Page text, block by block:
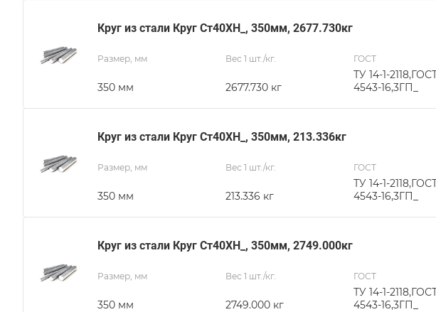
Круг из стали Круг Ст40ХН_, 350мм, 2677.730кг
Размер, мм
350 мм
Вес 1 шт./кг.
2677.730 кг
ГОСТ
ТУ 14-1-
4543-16,3ГП_
Круг из стали Круг Ст40ХН_, 350мм, 213.336кг
Размер, мм
350 мм
Вес 1 шт./кг.
213.336 кг
ГОСТ
ТУ 14-1-
4543-16,3ГП_
Круг из стали Круг Ст40ХН_, 350мм, 2749.000кг
Размер, мм
350 мм
Вес 1 шт./кг.
2749.000 кг
ГОСТ
ТУ 14-1-
4543-16,3ГП_